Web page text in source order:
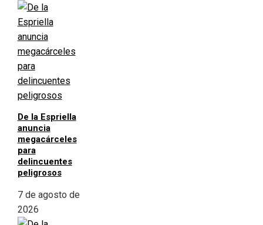
De la Espriella
anuncia
megacárceles
para
delincuentes
peligrosos
7 de agosto de
2026